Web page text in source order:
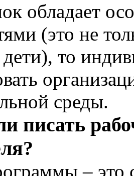
обладает
(это не
то
среды.
писать
– это